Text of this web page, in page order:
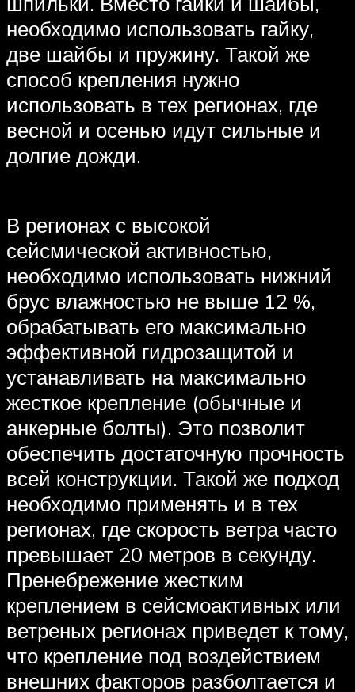
необходимо использовать гайку,
две шайбы и пружину. Такой же
способ крепления нужно
использовать в тех регионах, где
весной и осенью идут сильные и
долгие дожди.
В регионах с высокой
сейсмической активностью,
необходимо использовать нижний
брус влажностью не выше 12 %,
обрабатывать его максимально
эффективной гидрозащитой и
устанавливать на максимально
жесткое крепление (обычные и
анкерные болты). Это позволит
обеспечить достаточную прочность
всей конструкции. Такой же подход
необходимо применять и в тех
регионах, где скорость ветра часто
превышает 20 метров в секунду.
Пренебрежение жестким
креплением в сейсмоактивных или
ветреных регионах приведет к тому,
что крепление под воздействием
внешних факторов разболтается и